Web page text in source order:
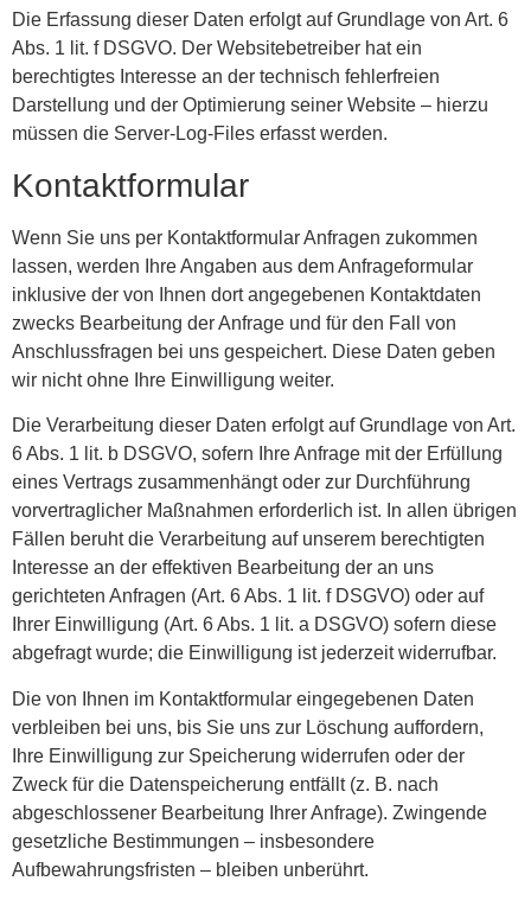
Die Erfassung dieser Daten erfolgt auf Grundlage von Art. 6
Abs. 1 lit. f DSGVO. Der Websitebetreiber hat ein
berechtigtes Interesse an der technisch fehlerfreien
Darstellung und der Optimierung seiner Website – hierzu
müssen die Server-Log-Files erfasst werden.
Kontaktformular
Wenn Sie uns per Kontaktformular Anfragen zukommen
lassen, werden Ihre Angaben aus dem Anfrageformular
inklusive der von Ihnen dort angegebenen Kontaktdaten
zwecks Bearbeitung der Anfrage und für den Fall von
Anschlussfragen bei uns gespeichert. Diese Daten geben
wir nicht ohne Ihre Einwilligung weiter.
Die Verarbeitung dieser Daten erfolgt auf Grundlage von Art.
6 Abs. 1 lit. b DSGVO, sofern Ihre Anfrage mit der Erfüllung
eines Vertrags zusammenhängt oder zur Durchführung
vorvertraglicher Maßnahmen erforderlich ist. In allen übrigen
Fällen beruht die Verarbeitung auf unserem berechtigten
Interesse an der effektiven Bearbeitung der an uns
gerichteten Anfragen (Art. 6 Abs. 1 lit. f DSGVO) oder auf
Ihrer Einwilligung (Art. 6 Abs. 1 lit. a DSGVO) sofern diese
abgefragt wurde; die Einwilligung ist jederzeit widerrufbar.
Die von Ihnen im Kontaktformular eingegebenen Daten
verbleiben bei uns, bis Sie uns zur Löschung auffordern,
Ihre Einwilligung zur Speicherung widerrufen oder der
Zweck für die Datenspeicherung entfällt (z. B. nach
abgeschlossener Bearbeitung Ihrer Anfrage). Zwingende
gesetzliche Bestimmungen – insbesondere
Aufbewahrungsfristen – bleiben unberührt.